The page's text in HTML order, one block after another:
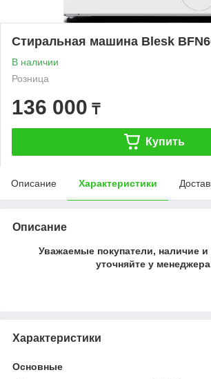
Стиральная машина Blesk
В наличии
Розница
136 000 ₸
Купить
Описание Характеристики
Описание
Уважаемые покупатели, наличие и
уточняйте у
Характеристики
Основные